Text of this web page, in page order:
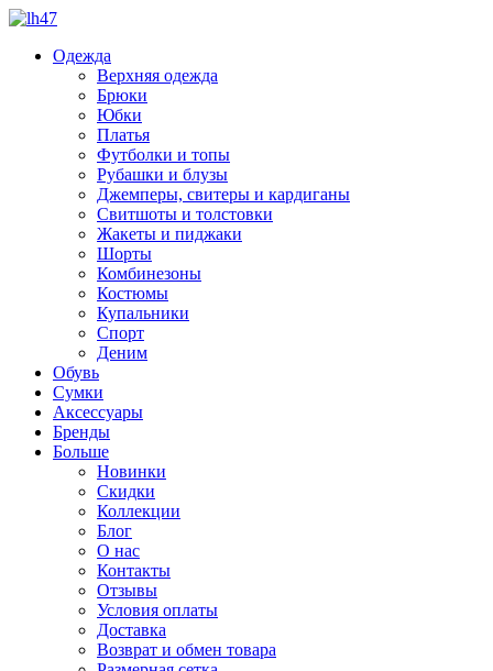
Одежда
Верхняя одежда
Брюки
Юбки
Платья
Футболки и топы
Рубашки и блузы
Джемперы, свитеры и кардиганы
Свитшоты и толстовки
Жакеты и пиджаки
Шорты
Комбинезоны
Костюмы
Купальники
Спорт
Деним
Обувь
Сумки
Аксессуары
Бренды
Больше
Новинки
Скидки
Коллекции
Блог
О нас
Контакты
Отзывы
Условия оплаты
Доставка
Возврат и обмен товара